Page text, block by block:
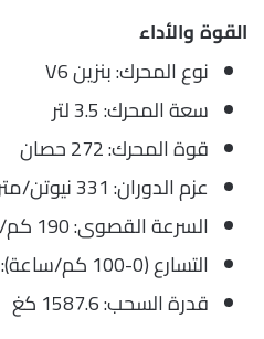
القوة والأداء
نوع المحرك: بنزين V6
سعة المحرك: 3.5 لتر
قوة المحرك: 272 حصان
عزم الدوران: 331 نيوتن/متر
السرعة القصوى: 190 كم/ساعة
التسارع (0-100 كم/ساعة): 8.5 ثانية
قدرة السحب: 1587.6 كغ